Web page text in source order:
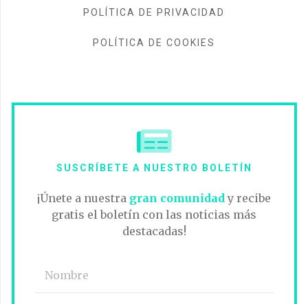
POLÍTICA DE PRIVACIDAD
POLÍTICA DE COOKIES
SUSCRÍBETE A NUESTRO BOLETÍN
¡Únete a nuestra gran comunidad y recibe
gratis el boletín con las noticias más
destacadas!